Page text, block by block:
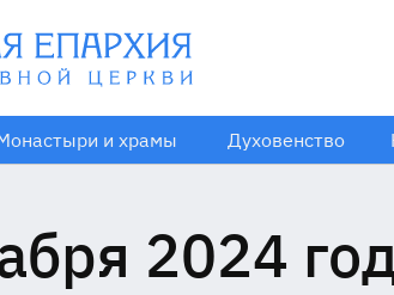
и храмы Духовенство
2024